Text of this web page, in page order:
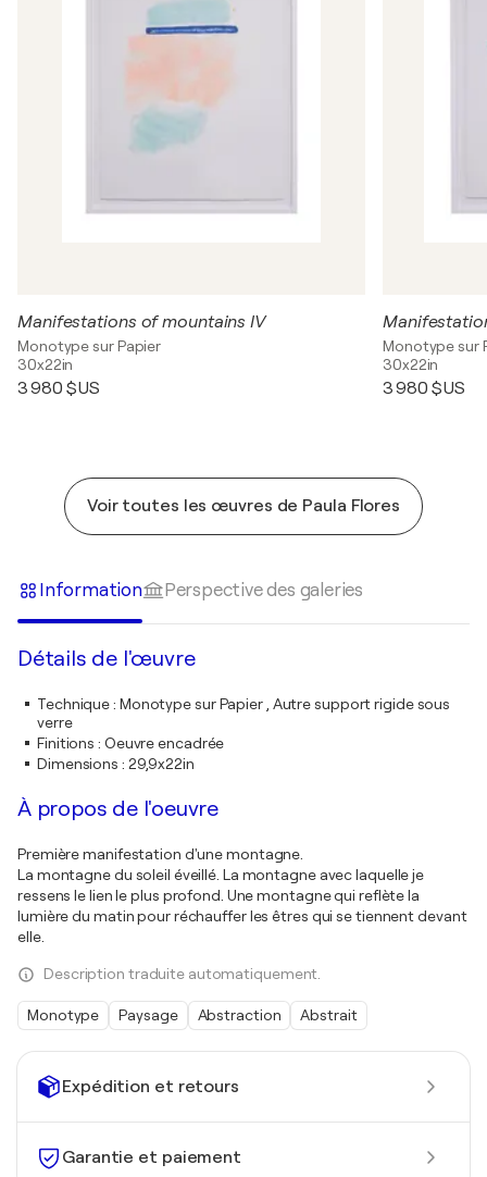
Expédition et retours
Garantie et paiement
Manifestations of mountains IV
Monotype sur Papier
30x22in
3 980 $US
Monotype sur
30x22in
3 980 $US
Voir toutes les œuvres de Paula Flores
Information Perspective des galeries
Détails de l'œuvre
Technique: Monotype sur Papier , Autre support rigide sous
verre
Finitions : Oeuvre encadrée
Dimensions : 29,9x22in
À propos de l'oeuvre
Première manifestation d'une montagne.
La montagne du soleil éveillé. La montagne avec laquelle je
ressens le lien le plus profond. Une montagne qui reflète la
lumière du matin pour réchauffer les êtres qui se tiennent devant
elle.
Description traduite automatiquement.
Monotype Paysage Abstraction Abstrait